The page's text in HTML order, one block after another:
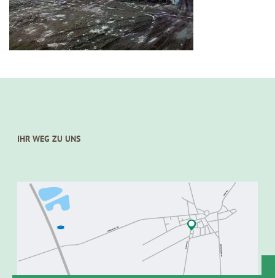
IHR WEG ZU UNS